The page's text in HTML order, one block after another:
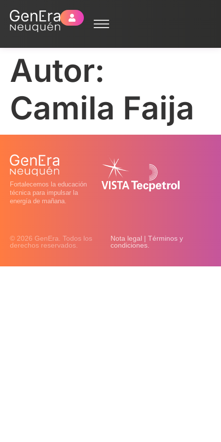
Autor:
Camila Faija
Fortalecemos la educación
técnica para impulsar la
energía de mañana.
© 2026 GenEra. Todos los
derechos reservados.
Nota legal | Términos y
condiciones.